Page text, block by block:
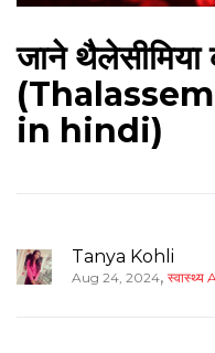
जाने
in hindi)
Tanya Kohli
Aug 24, 2024, स्वास्थ्य